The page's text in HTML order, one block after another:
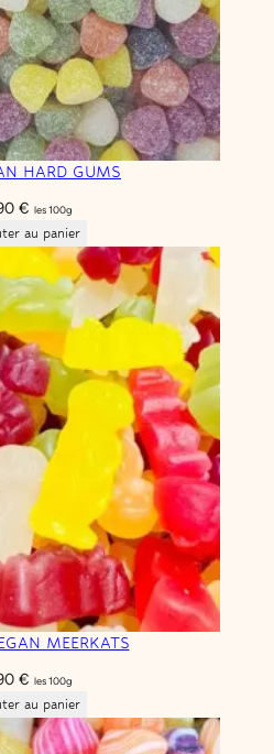
HARD GUMS
€ les 100g
au panier
MEERKATS
€ les 100g
au panier